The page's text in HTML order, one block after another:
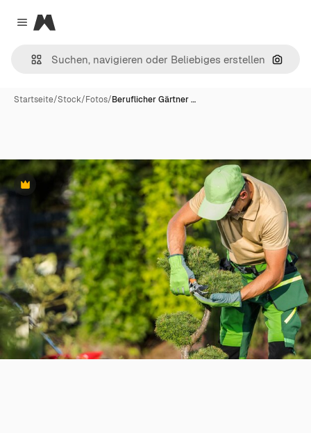
Close menu
Magnific
Nach
Startseite/Stock/Fotos/Beruflicher Gärtner …
Premium